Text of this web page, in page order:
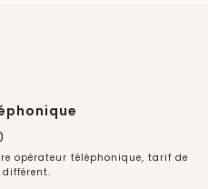
opérateur téléphonique, tarif de